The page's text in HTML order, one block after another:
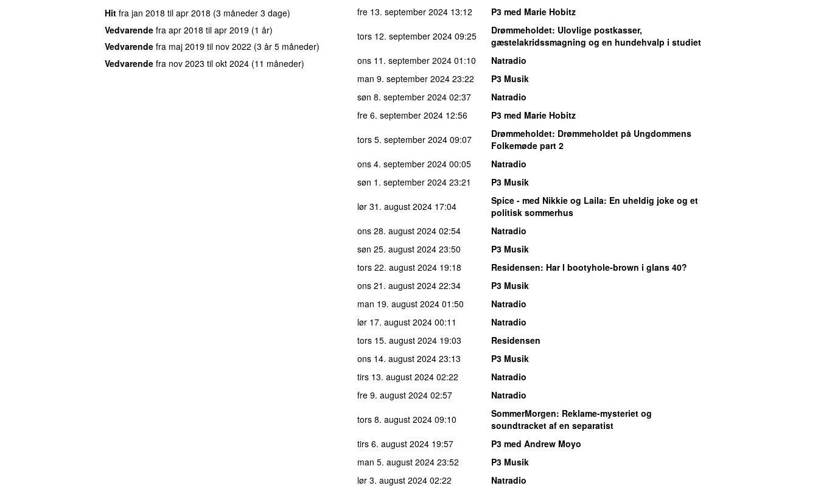
Hit fra jan 2018 til apr 2018 (3 måneder 3 dage)
Vedvarende fra apr 2018 til apr 2019 (1 år)
Vedvarende fra maj 2019 til nov 2022 (3 år 5 måneder)
Vedvarende fra nov 2023 til okt 2024 (11 måneder)
fre 13. september 2024 13:12
P3 med Marie Hobitz
tors 12. september 2024 09:25 Drømmeholdet: Ulovlige postkasser,
gæstelakridssmagning og en hundehvalp i studiet
ons 11. september 2024 01:10
Natradio
man 9. september 2024 23:22
P3 Musik
søn 8. september 2024 02:37
Natradio
fre 6. september 2024 12:56
P3 med Marie Hobitz
tors 5. september 2024 09:07 Drømmeholdet: Drømmeholdet på Ungdommens
Folkemøde part 2
ons 4. september 2024 00:05
Natradio
søn 1. september 2024 23:21
P3 Musik
lør 31. august 2024 17:04 Spice - med Nikkie og Laila: En uheldig joke og et
politisk sommerhus
ons 28. august 2024 02:54
Natradio
søn 25. august 2024 23:50
P3 Musik
tors 22. august 2024 19:18 Residensen: Har I bootyhole-brown i glans 40?
ons 21. august 2024 22:34
P3 Musik
man 19. august 2024 01:50
Natradio
lør 17. august 2024 00:11
Natradio
tors 15. august 2024 19:03
Residensen
ons 14. august 2024 23:13
P3 Musik
tirs 13. august 2024 02:22
Natradio
fre 9. august 2024 02:57
Natradio
tors 8. august 2024 09:10 SommerMorgen: Reklame-mysteriet og
soundtracket af en separatist
tirs 6. august 2024 19:57
P3 med Andrew Moyo
man 5. august 2024 23:52
P3 Musik
lør 3. august 2024 02:22
Natradio